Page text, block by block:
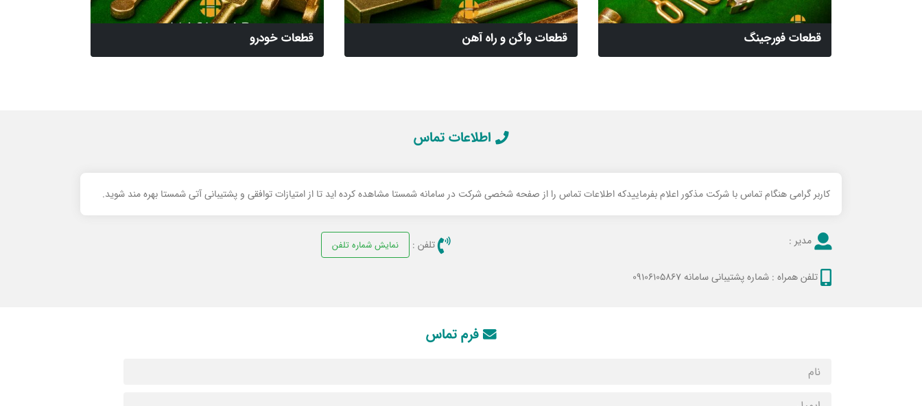
قطعات فورجینگ قطعات واگن و راه آهن قطعات خودرو
اطلاعات تماس
کاربر گرامی هنگام تماس با شرکت مذکور اعلام بفرماییدکه اطلاعات تماس را از صفحه شخصی شرکت در سامانه شمستا مشاهده کرده اید تا از امتیازات توافقی و پشتیبانی آتی شمستا بهره مند شوید.
مدیر : تلفن : نمایش شماره تلفن
تلفن همراه : شماره پشتیبانی سامانه 09106105867
فرم تماس